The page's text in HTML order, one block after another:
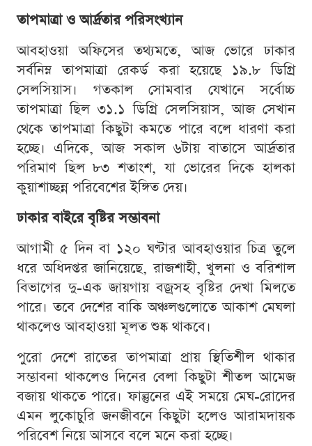
তাপমাত্রা ও আর্দ্রতার পরিসংখ্যান
আবহাওয়া অফিসের তথ্যমতে, আজ ভোরে ঢাকার
সর্বনিম্ন তাপমাত্রা রেকর্ড করা হয়েছে ১৯.৮ ডিগ্রি
সেলসিয়াস। গতকাল সোমবার যেখানে সর্বোচ্চ
তাপমাত্রা ছিল ৩১.১ ডিগ্রি সেলসিয়াস, আজ সেখান
থেকে তাপমাত্রা কিছুটা কমতে পারে বলে ধারণা করা
হচ্ছে। এদিকে, আজ সকাল ৬টায় বাতাসে আর্দ্রতার
পরিমাণ ছিল ৮৩ শতাংশ, যা ভোরের দিকে হালকা
কুয়াশাচ্ছন্ন পরিবেশের ইঙ্গিত দেয়।
ঢাকার বাইরে বৃষ্টির সম্ভাবনা
আগামী ৫ দিন বা ১২০ ঘণ্টার আবহাওয়ার চিত্র তুলে
ধরে অধিদপ্তর জানিয়েছে, রাজশাহী, খুলনা ও বরিশাল
বিভাগের দু-এক জায়গায় বজ্রসহ বৃষ্টির দেখা মিলতে
পারে। তবে দেশের বাকি অঞ্চলগুলোতে আকাশ মেঘলা
থাকলেও আবহাওয়া মূলত শুষ্ক থাকবে।
পুরো দেশে রাতের তাপমাত্রা প্রায় স্থিতিশীল থাকার
সম্ভাবনা থাকলেও দিনের বেলা কিছুটা শীতল আমেজ
বজায় থাকতে পারে। ফাল্গুনের এই সময়ে মেঘ-রোদের
এমন লুকোচুরি জনজীবনে কিছুটা হলেও আরামদায়ক
পরিবেশ নিয়ে আসবে বলে মনে করা হচ্ছে।